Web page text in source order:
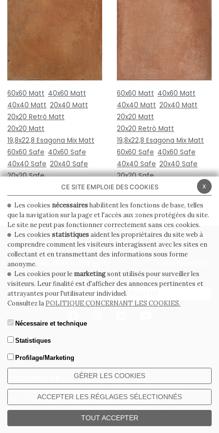
60x60 Matt 40x60 Matt
40x40 Matt 20x40 Matt
20x20 Retrò Matt
20x20 Matt
19,8x22,8 Esagona Mix Matt
60x60 Safe 40x60 Safe
40x40 Safe 20x40 Safe
20x20 Safe
60x60 Matt 40x60 Matt
40x40 Matt 20x40 Matt
20x20 Matt
20x20 Retrò Matt
19,8x22,8 Esagona Mix Matt
60x60 Safe 40x60 Safe
40x40 Safe 20x40 Safe
20x20 Safe
Via Emilia Ponente, 1000 - 48014 Castel Bolognese (RA) Italy
Tel. +39.0546.652111 - Email: info@cerdomus.com
Codice Fiscale e numero iscrizione al registro imprese di Ravenna
02620780391 - REA RA 217992 - Capitale Sociale Euro 20.000.000 i.v.
PRIVACY POLICY COOKIE POLICY
CONDITIONS GÉNÉRALES DE VENTE
ABONNEZ-VOUS À LA NEWSLETTER
x
CE SITE EMPLOIE DES COOKIES
Les cookies nécessaireshabilitent les fonctions de base, telles
que la navigation sur la page et l'accès aux zones protégées du site.
Le site ne peut pas fonctionner correctement sans ces cookies.
Les cookies statistiquesaident les propriétaires du site web à
comprendre comment les visiteurs interagissent avec les sites en
collectant et en transmettant des informations sous forme
anonyme.
Les cookies pour le marketingsont utilisés pour surveiller les
visiteurs. Leur finalité est d'afficher des annonces pertinentes et
attrayantes pour l'utilisateur individuel.
Consultez la POLITIQUE CONCERNANT LES COOKIES.
Nécessaire et technique
Statistiques
Profilage/Marketing
GÉRER LES COOKIES
ACCEPTER LES RÉGLAGES SÉLECTIONNÉS
TOUT ACCEPTER